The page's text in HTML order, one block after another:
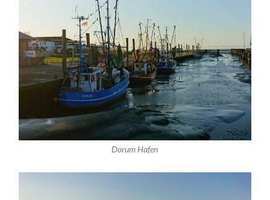
Dorum Hafen